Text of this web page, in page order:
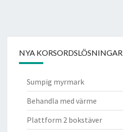
NYA KORSORDSLÖSNINGAR
Sumpig myrmark
Behandla med värme
Plattform 2 bokstäver